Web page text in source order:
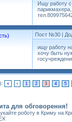
Ищу работу
Пост №30 |
ищу работу
хочу быть
« ‹ 1 2 3 4 5
для обговорення!
роботу в Криму на